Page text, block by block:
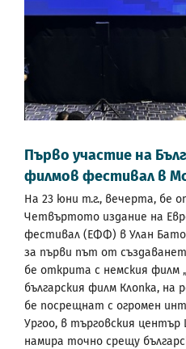
Първо участие на
филмов фестивал в
На 23 юни т.г., вечерта, бе
Четвъртото издание на
фестивал (ЕФФ) в Улан
за първи път от
бе открита с немския филм
българския филм Клопка,
бе посрещнат с огромен
Ургоо, в търговския
намира точно срещу